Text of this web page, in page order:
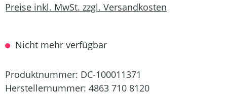
Preise inkl. MwSt. zzgl. Versandkosten
Nicht mehr verfügbar
Produktnummer: DC-100011371
Herstellernummer: 4863 710 8120